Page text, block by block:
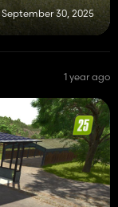
September 30, 2025
1 year ago